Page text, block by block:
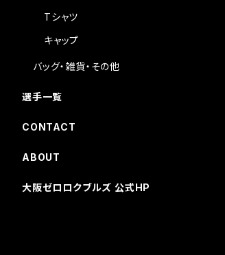
Tシャツ
キャップ
バッグ・雑貨・その他
選手一覧
CONTACT
ABOUT
大阪ゼロロクブルズ 公式HP